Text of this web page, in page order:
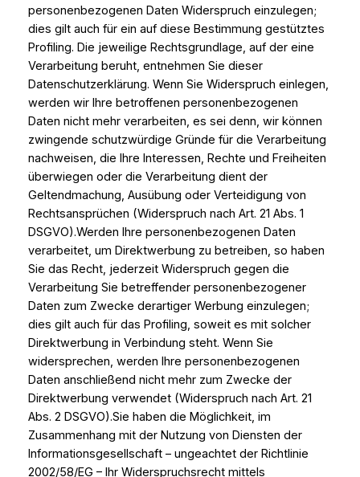
personenbezogenen Daten Widerspruch einzulegen;
dies gilt auch für ein auf diese Bestimmung gestütztes
Profiling. Die jeweilige Rechtsgrundlage, auf der eine
Verarbeitung beruht, entnehmen Sie dieser
Datenschutzerklärung. Wenn Sie Widerspruch einlegen,
werden wir Ihre betroffenen personenbezogenen
Daten nicht mehr verarbeiten, es sei denn, wir können
zwingende schutzwürdige Gründe für die Verarbeitung
nachweisen, die Ihre Interessen, Rechte und Freiheiten
überwiegen oder die Verarbeitung dient der
Geltendmachung, Ausübung oder Verteidigung von
Rechtsansprüchen (Widerspruch nach Art. 21 Abs. 1
DSGVO).Werden Ihre personenbezogenen Daten
verarbeitet, um Direktwerbung zu betreiben, so haben
Sie das Recht, jederzeit Widerspruch gegen die
Verarbeitung Sie betreffender personenbezogener
Daten zum Zwecke derartiger Werbung einzulegen;
dies gilt auch für das Profiling, soweit es mit solcher
Direktwerbung in Verbindung steht. Wenn Sie
widersprechen, werden Ihre personenbezogenen
Daten anschließend nicht mehr zum Zwecke der
Direktwerbung verwendet (Widerspruch nach Art. 21
Abs. 2 DSGVO).Sie haben die Möglichkeit, im
Zusammenhang mit der Nutzung von Diensten der
Informationsgesellschaft – ungeachtet der Richtlinie
2002/58/EG – Ihr Widerspruchsrecht mittels